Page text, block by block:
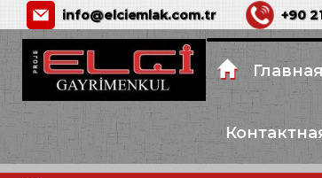
info@elciemlak.com.tr +90